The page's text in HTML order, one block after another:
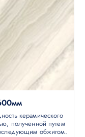
керамического
полученной путем
обжигом.